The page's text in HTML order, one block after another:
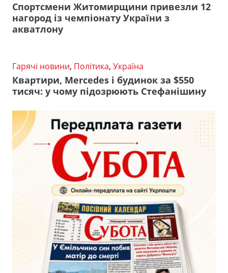
Спортсмени Житомирщини привезли 12
нагород із чемпіонату України з
акватлону
Гарячі новини, Політика, Україна
Квартири, Mercedes і будинок за $550
тисяч: у чому підозрюють Стефанішину